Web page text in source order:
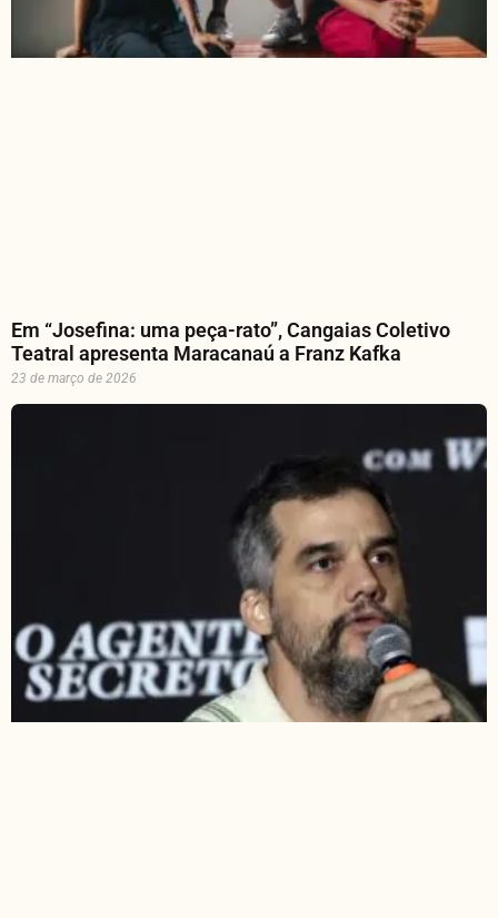
Em “Josefina: uma peça-rato”, Cangaias Coletivo
Teatral apresenta Maracanaú a Franz Kafka
23 de março de 2026